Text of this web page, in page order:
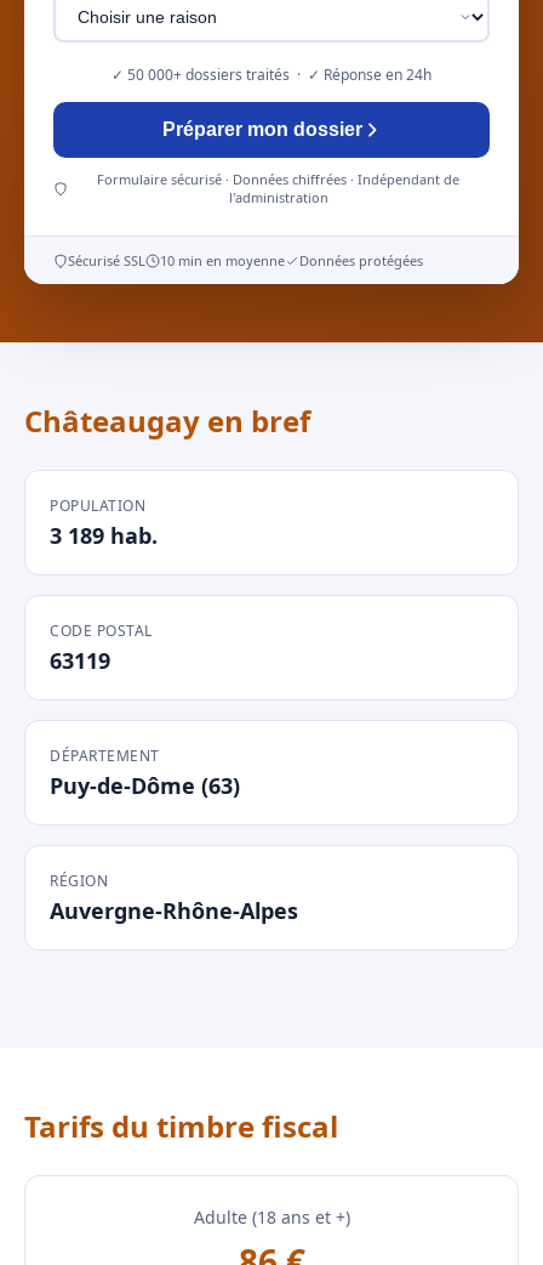
✓ 50 000+ dossiers traités · ✓ Réponse en 24h
Préparer mon dossier
Formulaire sécurisé · Données chiffrées · Indépendant de
l'administration
Sécurisé SSL 10 min en moyenne Données protégées
Châteaugay en bref
POPULATION
3 189 hab.
CODE POSTAL
63119
DÉPARTEMENT
Puy-de-Dôme (63)
RÉGION
Auvergne-Rhône-Alpes
Tarifs du timbre fiscal
Adulte (18 ans et +)